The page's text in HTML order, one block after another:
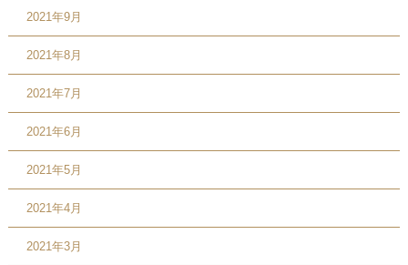
2021年9月
2021年8月
2021年7月
2021年6月
2021年5月
2021年4月
2021年3月